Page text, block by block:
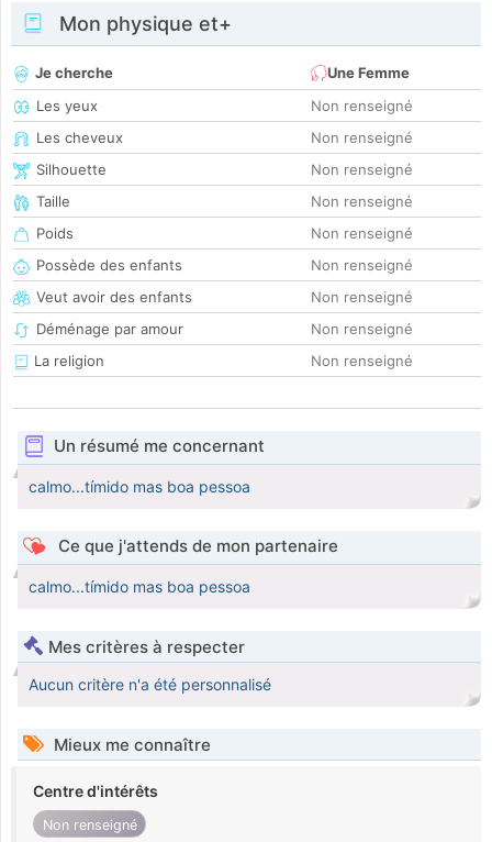
Mon physique et+
Je cherche
Une Femme
Les yeux
Non renseigné
Les cheveux
Non renseigné
Silhouette
Non renseigné
Taille
Non renseigné
Poids
Non renseigné
Possède des enfants
Non renseigné
Veut avoir des enfants
Non renseigné
Déménage par amour
Non renseigné
La religion
Non renseigné
Un résumé me concernant
calmo...tímido mas boa pessoa
Ce que j'attends de mon partenaire
calmo...tímido mas boa pessoa
Mes critères à respecter
Aucun critère n'a été personnalisé
Mieux me connaître
Centre d'intérêts
Non renseigné